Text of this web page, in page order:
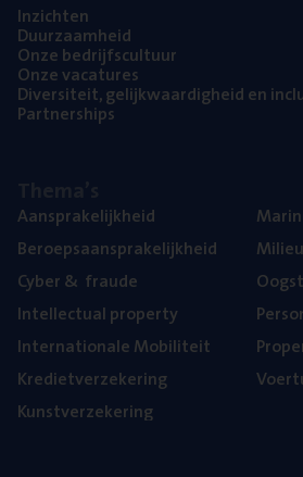
Inzich­ten
Duur­zaam­heid
Onze bedrijfs­cul­tuur
Onze vaca­tu­res
Diver­si­teit, gelijk­waar­dig­heid en
Part­ner­ships
Aan­spra­ke­lijk­heid
Beroeps­aan­spra­ke­lijk­heid
Cyber& fraude
Intel­lec­tu­al property
Inter­na­ti­o­na­le Mobiliteit
Kre­diet­ver­ze­ke­ring
Kunst­ver­ze­ke­ring
Mili­eu